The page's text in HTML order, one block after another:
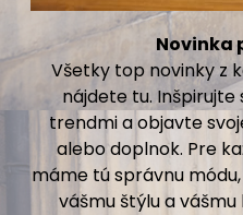
Novinka
Všetky top novinky z
nájdete tu.
trendmi a objavte
alebo doplnok. Pre
máme tú správnu
vášmu štýlu a vášmu